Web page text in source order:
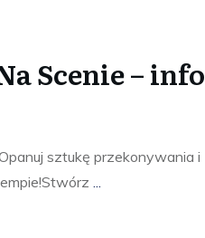
Scenie – info
sztukę przekonywania i